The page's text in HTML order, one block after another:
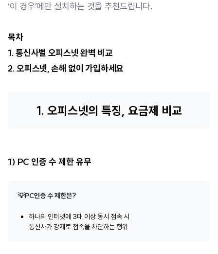
‘이 경우’에만 설치하는 것을 추천드립니다.
목차
1. 통신사별 오피스넷 완벽 비교
2. 오피스넷, 손해 없이 가입하세요
1. 오피스넷의 특징, 요금제 비교
1) PC 인증 수 제한 유무
💡PC인증 수 제한은?
하나의 인터넷에 3대 이상 동시 접속 시
통신사가 강제로 접속을 차단하는 행위